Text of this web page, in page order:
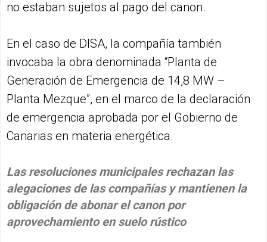
no estaban sujetos al pago del canon.
En el caso de DISA, la compañía también
invocaba la obra denominada “Planta de
Generación de Emergencia de 14,8 MW –
Planta Mezque”, en el marco de la declaración
de emergencia aprobada por el Gobierno de
Canarias en materia energética.
Las resoluciones municipales rechazan las
alegaciones de las compañías y mantienen la
obligación de abonar el canon por
aprovechamiento en suelo rústico